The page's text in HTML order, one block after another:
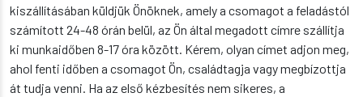
kiszállításában küldjük Önöknek, amely a csomagot a feladástól
számított 24-48 órán belül, az Ön által megadott címre szállítja
ki munkaidőben 8-17 óra között. Kérem, olyan címet adjon meg,
ahol fenti időben a csomagot Ön, családtagja vagy megbízottja
át tudja venni. Ha az első kézbesítés nem sikeres, a